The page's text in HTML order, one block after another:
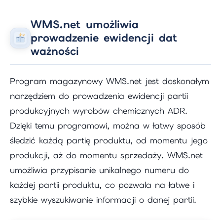
WMS.net umożliwia
prowadzenie ewidencji dat
ważności
Program magazynowy WMS.net jest doskonałym
narzędziem do prowadzenia ewidencji partii
produkcyjnych wyrobów chemicznych ADR.
Dzięki temu programowi, można w łatwy sposób
śledzić każdą partię produktu, od momentu jego
produkcji, aż do momentu sprzedaży. WMS.net
umożliwia przypisanie unikalnego numeru do
każdej partii produktu, co pozwala na łatwe i
szybkie wyszukiwanie informacji o danej partii.